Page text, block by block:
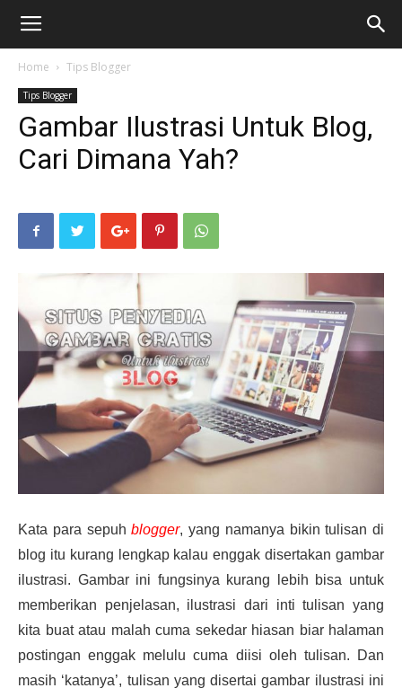
Home Tips Blogger
Tips Blogger
Gambar Ilustrasi Untuk Blog,
Cari Dimana Yah?
Kata para sepuhblogger, yang namanya bikin tulisan di
blog itu kurang lengkap kalau enggak disertakan gambar
ilustrasi. Gambar ini fungsinya kurang lebih bisa untuk
memberikan penjelasan, ilustrasi dari inti tulisan yang
kita buat atau malah cuma sekedar hiasan biar halaman
postingan enggak melulu cuma diisi oleh tulisan. Dan
masih ‘katanya’, tulisan yang disertai gambar ilustrasi ini